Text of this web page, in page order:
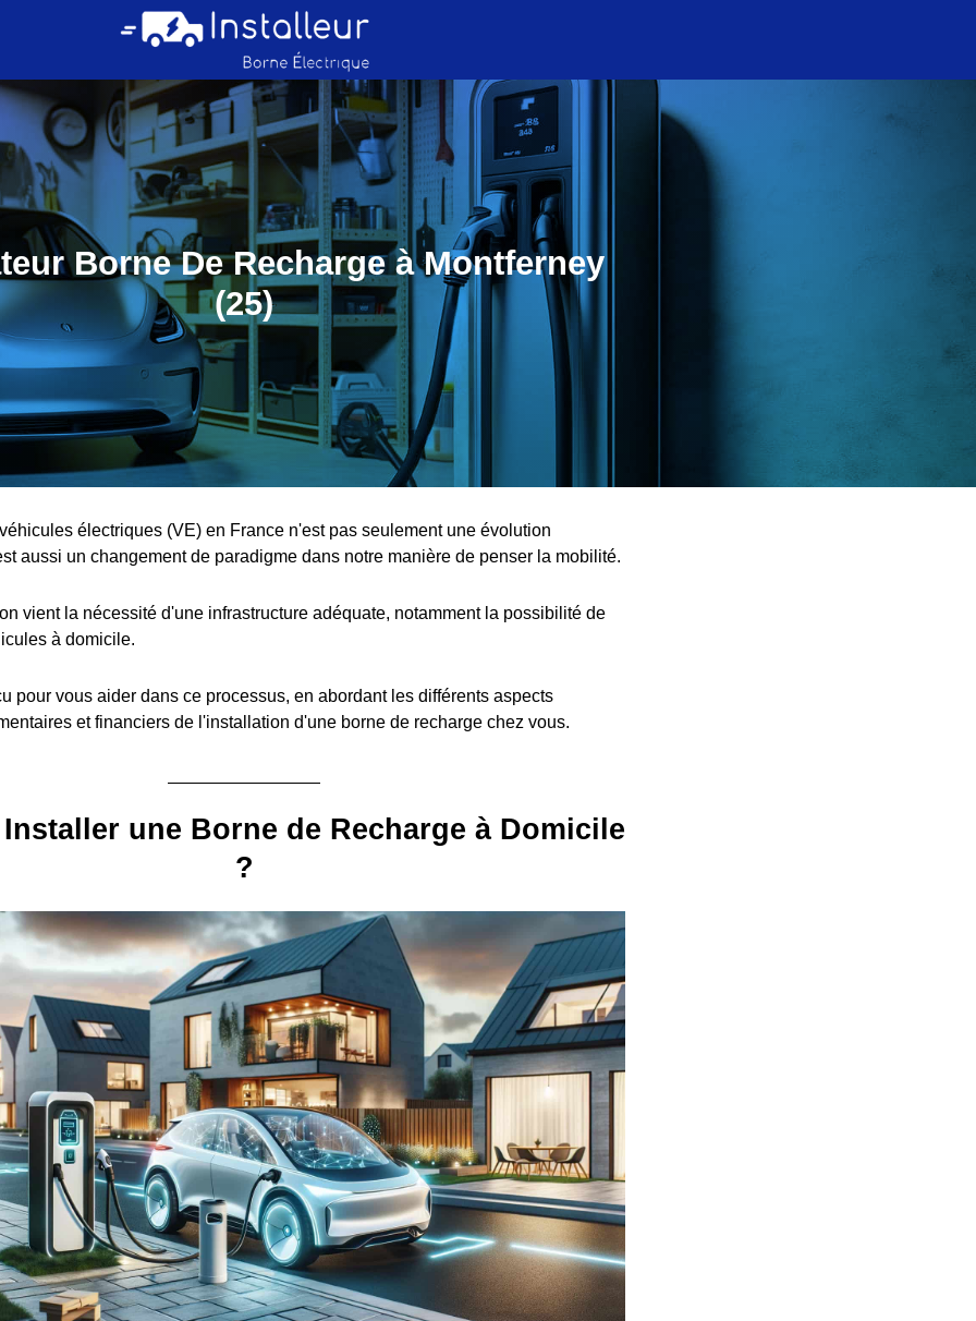
Borne De Recharge à Montferney
(25)
électriques (VE) en France n'est pas seulement une évolution
aussi un changement de paradigme dans notre manière de penser la mobilité.
vient la nécessité d'une infrastructure adéquate, notamment la possibilité de
à domicile.
pour vous aider dans ce processus, en abordant les différents aspects
et financiers de l'installation d'une borne de recharge chez vous.
une Borne de Recharge à Domicile
?